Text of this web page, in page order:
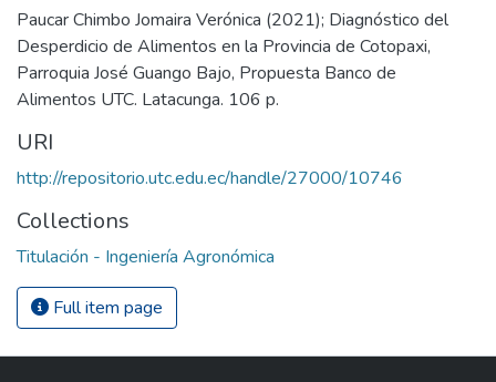
Paucar Chimbo Jomaira Verónica (2021); Diagnóstico del
Desperdicio de Alimentos en la Provincia de Cotopaxi,
Parroquia José Guango Bajo, Propuesta Banco de
Alimentos UTC. Latacunga. 106 p.
URI
http://repositorio.utc.edu.ec/handle/27000/10746
Collections
Titulación - Ingeniería Agronómica
Full item page